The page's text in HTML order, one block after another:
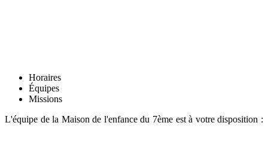
Horaires
Équipes
Missions
L'équipe de la Maison de l'enfance du 7ème est à votre disposition :